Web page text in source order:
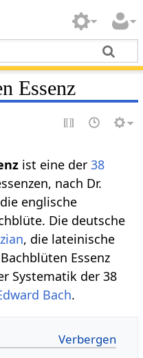
Essenz
ist eine der38
nach Dr.
englische
Die deutsche
, die lateinische
Essenz
Systematik der 38
Bach.